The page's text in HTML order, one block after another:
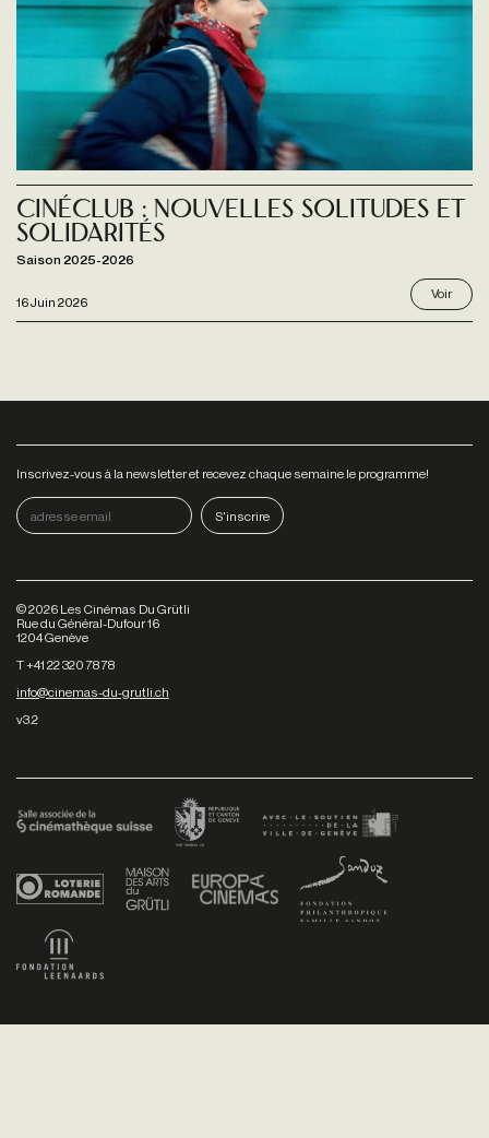
16 Juin 2026
CinéClub : Nouvelles solitudes et
solidarités
Saison 2025-2026
Voir
Inscrivez-vous à la newsletter et recevez chaque semaine le programme!
©2026 Les Cinémas Du Grütli
Rue du Général-Dufour 16
1204 Genève
T +41 22 320 78 78
info@cinemas-du-grutli.ch
v3.2